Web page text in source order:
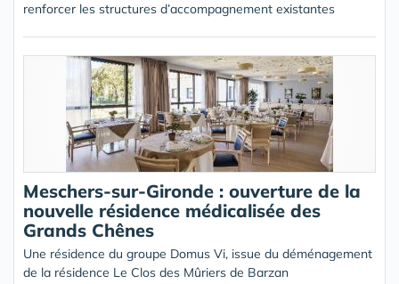
renforcer les structures d’accompagnement existantes
Meschers-sur-Gironde : ouverture de la
nouvelle résidence médicalisée des
Grands Chênes
Une résidence du groupe Domus Vi, issue du déménagement
de la résidence Le Clos des Mûriers de Barzan